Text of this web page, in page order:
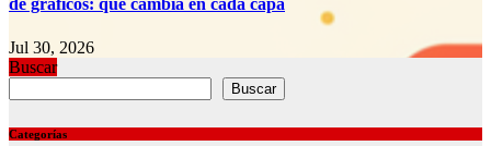
de gráficos: qué cambia en cada capa
Jul 30, 2026
Buscar
Buscar
Categorías